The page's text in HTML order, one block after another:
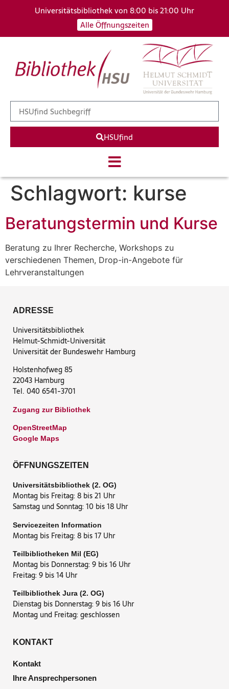
Universitätsbibliothek von 8:00 bis 21:00 Uhr
Alle Öffnungszeiten
HSUfind
Schlagwort: kurse
Beratungstermin und Kurse
Beratung zu Ihrer Recherche, Workshops zu
verschiedenen Themen, Drop-in-Angebote für
Lehrveranstaltungen
ADRESSE
Universitätsbibliothek
Helmut-Schmidt-Universität
Universität der Bundeswehr Hamburg
Holstenhofweg 85
22043 Hamburg
Tel. 040 6541-3701
Zugang zur Bibliothek
OpenStreetMap
Google Maps
ÖFFNUNGSZEITEN
Universitätsbibliothek (2. OG)
Montag bis Freitag: 8 bis 21 Uhr
Samstag und Sonntag: 10 bis 18 Uhr
Servicezeiten Information
Montag bis Freitag: 8 bis 17 Uhr
Teilbibliotheken Mil (EG)
Montag bis Donnerstag: 9 bis 16 Uhr
Freitag: 9 bis 14 Uhr
Teilbibliothek Jura (2. OG)
Dienstag bis Donnerstag: 9 bis 16 Uhr
Montag und Freitag: geschlossen
KONTAKT
Kontakt
Ihre Ansprechpersonen